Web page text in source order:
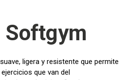
Softgym
ligera y resistente que permite
que van del